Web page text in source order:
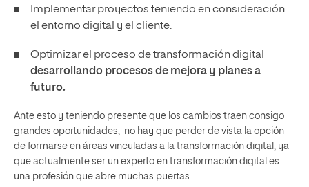
Implementar proyectos teniendo en consideración
el entorno digital y el cliente.
Optimizar el proceso de transformación digital
desarrollando procesos de mejora y planes a
futuro.
Ante esto y teniendo presente que los cambios traen consigo
grandes oportunidades, no hay que perder de vista la opción
de formarse en áreas vinculadas a la transformación digital, ya
que actualmente ser un experto en transformación digital es
una profesión que abre muchas puertas.